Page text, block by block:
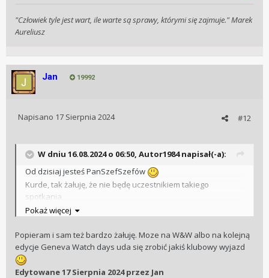
"Człowiek tyle jest wart, ile warte są sprawy, którymi się zajmuje." Marek
Aureliusz
Jan 19992
#12
Napisano 17 Sierpnia 2024
W dniu 16.08.2024 o 06:50, Autor1984napisał(-a):
Od dzisiaj jesteś PanSzefSzefów
Kurde, tak żałuję, że nie będę uczestnikiem takiego
spotkania
Pokaż więcej
Popieram i sam też bardzo żałuję. Moze na W&W albo na kolejną
edycje Geneva Watch days uda się zrobić jakiś klubowy wyjazd
Edytowane17 Sierpnia 2024przez Jan